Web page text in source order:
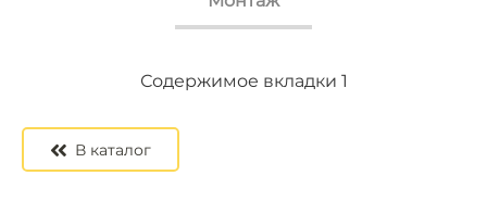
Содержимое вкладки 1
Содержимое вкладки 2
Содержимое вкладки 3
В каталог